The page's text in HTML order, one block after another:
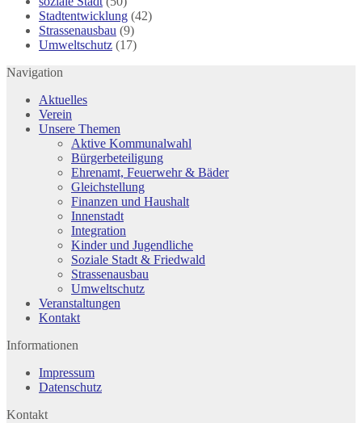
Stadtentwicklung (42)
Strassenausbau (9)
Umweltschutz (17)
Navigation
Aktuelles
Verein
Unsere Themen
Aktive Kommunalwahl
Bürgerbeteiligung
Ehrenamt, Feuerwehr & Bäder
Gleichstellung
Finanzen und Haushalt
Innenstadt
Integration
Kinder und Jugendliche
Soziale Stadt & Friedwald
Strassenausbau
Umweltschutz
Veranstaltungen
Kontakt
Informationen
Impressum
Datenschutz
Kontakt